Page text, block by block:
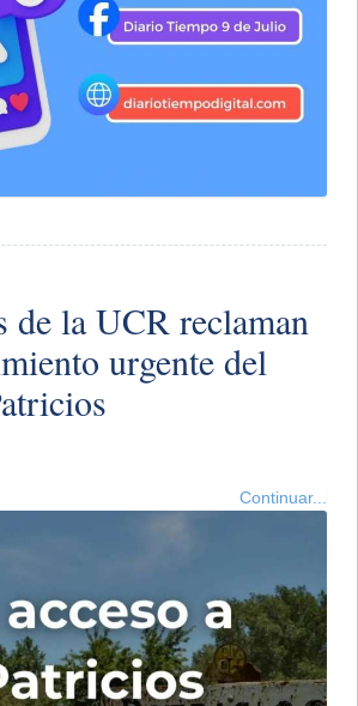
de la UCR reclaman
urgente del
Continuar...